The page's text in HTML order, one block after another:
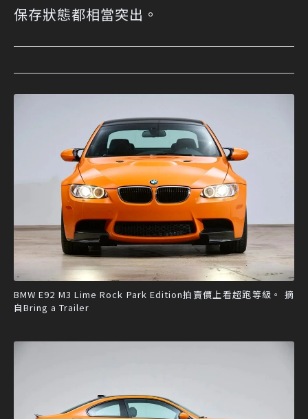
保存狀態都相當突出。
BMW E92 M3 Lime Rock Park Edition拍賣價上看超跑等級。 摘
自Bring a Trailer